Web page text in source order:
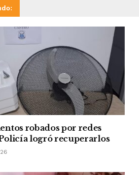
robados por redes
logró recuperarlos